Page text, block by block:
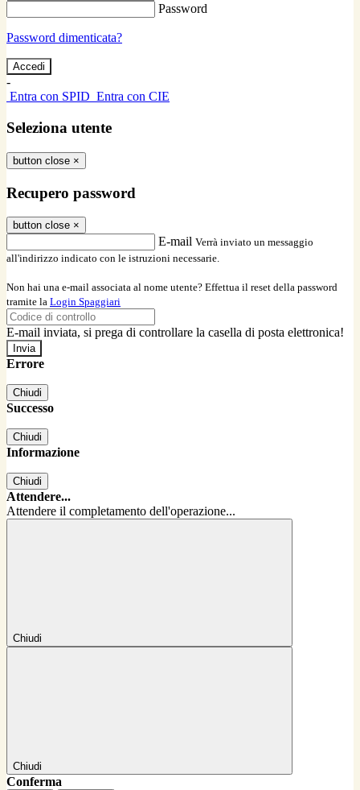
Password
Password dimenticata?
-
Entra con SPID Entra con CIE
Seleziona utente
button close ×
Recupero password
button close ×
E-mail Verrà inviato un messaggio
all'indirizzo indicato con le istruzioni necessarie.
Non hai una e-mail associata al nome utente? Effettua il reset della password
tramite la Login Spaggiari
E-mail inviata, si prega di controllare la casella di posta elettronica!
Errore
Chiudi
Successo
Chiudi
Informazione
Chiudi
Attendere...
Attendere il completamento dell'operazione...
Chiudi
Chiudi
Conferma